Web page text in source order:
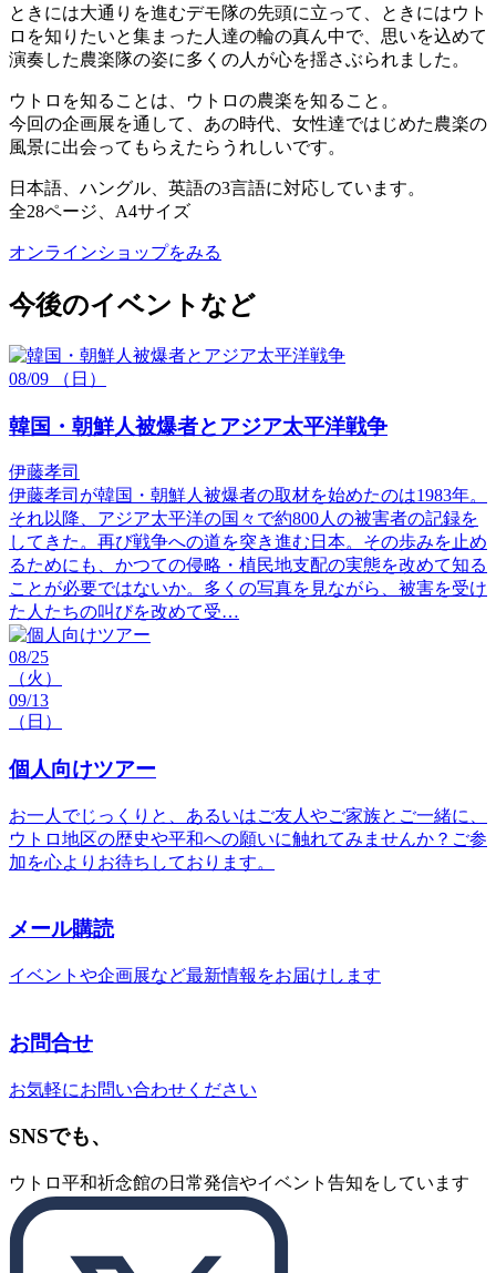
ときには大通りを進むデモ隊の先頭に立って、ときにはウト
ロを知りたいと集まった人達の輪の真ん中で、思いを込めて
演奏した農楽隊の姿に多くの人が心を揺さぶられました。
ウトロを知ることは、ウトロの農楽を知ること。
今回の企画展を通して、あの時代、女性達ではじめた農楽の
風景に出会ってもらえたらうれしいです。
日本語、ハングル、英語の3言語に対応しています。
全28ページ、A4サイズ
オンラインショップをみる
今後のイベントなど
08/09 （日）
韓国・朝鮮人被爆者とアジア太平洋戦争
伊藤孝司
伊藤孝司が韓国・朝鮮人被爆者の取材を始めたのは1983年。
それ以降、アジア太平洋の国々で約800人の被害者の記録を
してきた。再び戦争への道を突き進む日本。その歩みを止め
るためにも、かつての侵略・植民地支配の実態を改めて知る
ことが必要ではないか。多くの写真を見ながら、被害を受け
た人たちの叫びを改めて受…
08/25
（火）
09/13
（日）
個人向けツアー
お一人でじっくりと、あるいはご友人やご家族とご一緒に、
ウトロ地区の歴史や平和への願いに触れてみませんか？ご参
加を心よりお待ちしております。
メール購読
イベントや企画展など最新情報をお届けします
お問合せ
お気軽にお問い合わせください
SNSでも、
ウトロ平和祈念館の日常発信やイベント告知をしています